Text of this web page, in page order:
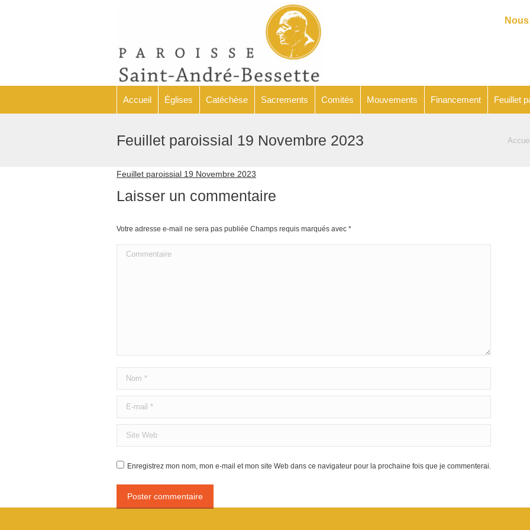
Accueil Églises Catéchèse Sacrements Comités Mouvements Financement Feuillet
Feuillet paroissial 19 Novembre 2023 Vous
Feuillet paroissial 19 Novembre 2023
Laisser un commentaire
Votre adresse e-mail ne sera pas publiée Champs requis marqués avec *
Commentaire
Nom *
E-mail *
Site Web
Enregistrez mon nom, mon e-mail et mon site Web dans ce navigateur pour la prochaine fois que je commenterai.
Poster commentaire
Catéchèse Sacrements